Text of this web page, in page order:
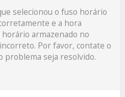
selecionou o fuso horário
e a hora
armazenado no
Por favor, contate o
problema seja resolvido.